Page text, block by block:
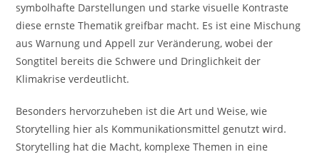
symbolhafte Darstellungen und starke visuelle Kontraste
diese ernste Thematik greifbar macht. Es ist eine Mischung
aus Warnung und Appell zur Veränderung, wobei der
Songtitel bereits die Schwere und Dringlichkeit der
Klimakrise verdeutlicht.
Besonders hervorzuheben ist die Art und Weise, wie
Storytelling hier als Kommunikationsmittel genutzt wird.
Storytelling hat die Macht, komplexe Themen in eine